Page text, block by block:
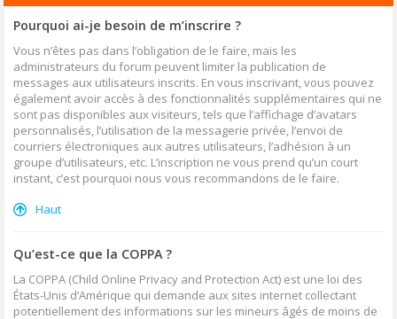
Pourquoi ai-je besoin de m’inscrire ?
Vous n’êtes pas dans l’obligation de le faire, mais les
administrateurs du forum peuvent limiter la publication de
messages aux utilisateurs inscrits. En vous inscrivant, vous pouvez
également avoir accès à des fonctionnalités supplémentaires qui ne
sont pas disponibles aux visiteurs, tels que l’affichage d’avatars
personnalisés, l’utilisation de la messagerie privée, l’envoi de
courriers électroniques aux autres utilisateurs, l’adhésion à un
groupe d’utilisateurs, etc. L’inscription ne vous prend qu’un court
instant, c’est pourquoi nous vous recommandons de le faire.
Haut
Qu’est-ce que la COPPA ?
La COPPA (Child Online Privacy and Protection Act) est une loi des
États-Unis d’Amérique qui demande aux sites internet collectant
potentiellement des informations sur les mineurs âgés de moins de